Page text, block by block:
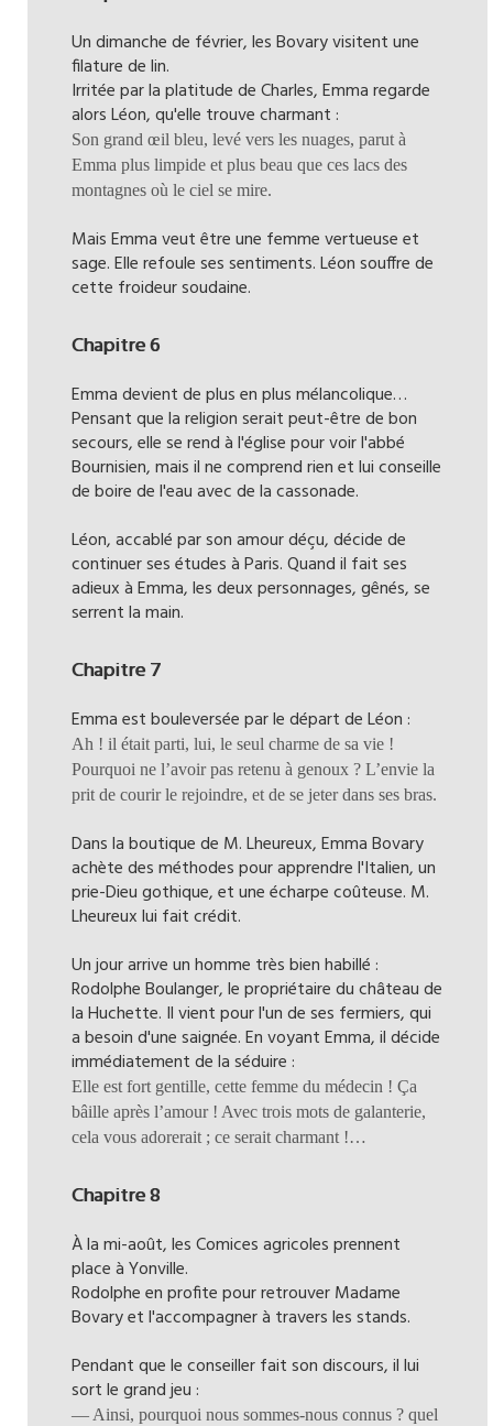
Un dimanche de février, les Bovary visitent une
filature de lin.
Irritée par la platitude de Charles, Emma regarde
alors Léon, qu'elle trouve charmant :
Son grand œil bleu, levé vers les nuages, parut à
Emma plus limpide et plus beau que ces lacs des
montagnes où le ciel se mire.
Mais Emma veut être une femme vertueuse et
sage. Elle refoule ses sentiments. Léon souffre de
cette froideur soudaine.
Chapitre 6
Emma devient de plus en plus mélancolique…
Pensant que la religion serait peut-être de bon
secours, elle se rend à l'église pour voir l'abbé
Bournisien, mais il ne comprend rien et lui conseille
de boire de l'eau avec de la cassonade.
Léon, accablé par son amour déçu, décide de
continuer ses études à Paris. Quand il fait ses
adieux à Emma, les deux personnages, gênés, se
serrent la main.
Chapitre 7
Emma est bouleversée par le départ de Léon :
Ah ! il était parti, lui, le seul charme de sa vie !
Pourquoi ne l’avoir pas retenu à genoux ? L’envie la
prit de courir le rejoindre, et de se jeter dans ses bras.
Dans la boutique de M. Lheureux, Emma Bovary
achète des méthodes pour apprendre l'Italien, un
prie-Dieu gothique, et une écharpe coûteuse. M.
Lheureux lui fait crédit.
Un jour arrive un homme très bien habillé :
Rodolphe Boulanger, le propriétaire du château de
la Huchette. Il vient pour l'un de ses fermiers, qui
a besoin d'une saignée. En voyant Emma, il décide
immédiatement de la séduire :
Elle est fort gentille, cette femme du médecin ! Ça
bâille après l’amour ! Avec trois mots de galanterie,
cela vous adorerait ; ce serait charmant !…
Chapitre 8
À la mi-août, les Comices agricoles prennent
place à Yonville.
Rodolphe en profite pour retrouver Madame
Bovary et l'accompagner à travers les stands.
Pendant que le conseiller fait son discours, il lui
sort le grand jeu :
— Ainsi, pourquoi nous sommes-nous connus ? quel